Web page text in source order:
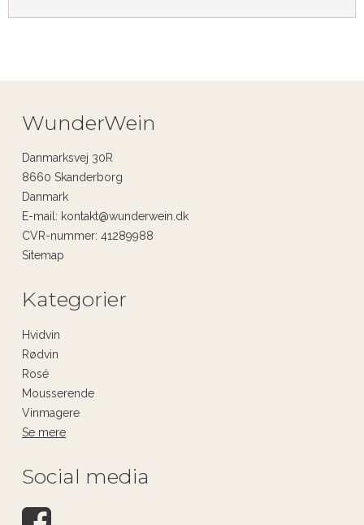
WunderWein
Danmarksvej 30R
8660 Skanderborg
Danmark
E-mail: kontakt@wunderwein.dk
CVR-nummer: 41289988
Sitemap
Kategorier
Hvidvin
Rødvin
Rosé
Mousserende
Vinmagere
Se mere
Social media